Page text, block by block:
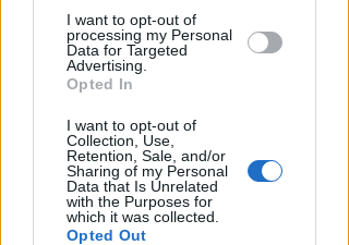
I want to opt-out of
processing my Personal
Data for Targeted
Advertising.
Opted In
I want to opt-out of
Collection, Use,
Retention, Sale, and/or
Sharing of my Personal
Data that Is Unrelated
with the Purposes for
which it was collected.
Opted Out
Seconda categoria girone P
Terza categoria Rimini girone A
Terza categoria Rimini girone B